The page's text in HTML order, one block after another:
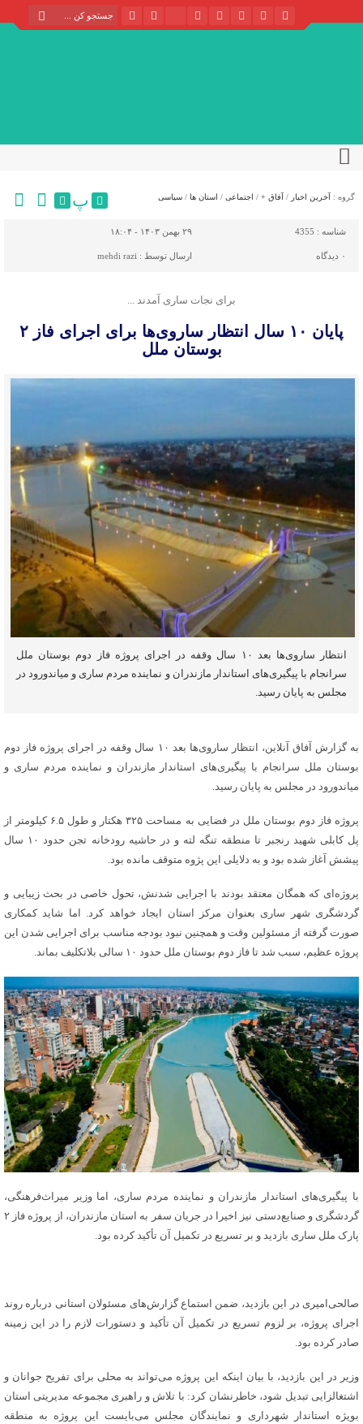
گروه : آخرین اخبار / آفاق + / اجتماعی / استان ها / سیاسی پ
شناسه : 4355 ۲۹ بهمن ۱۴۰۳ - ۱۸:۰۴
۰ دیدگاه ارسال توسط : mehdi razi
برای نجات ساری آمدند ...
پایان ۱۰ سال انتظار ساروی‌ها برای اجرای فاز ۲
بوستان ملل
انتظار ساروی‌ها بعد ۱۰ سال وقفه در اجرای پروژه فاز دوم بوستان ملل
سرانجام با پیگیری‌های استاندار مازندران و نماینده مردم ساری و میاندورود در
مجلس به پایان رسید.
به گزارش آفاق آنلاین، انتظار ساروی‌ها بعد ۱۰ سال وقفه در اجرای پروژه فاز دوم
بوستان ملل سرانجام با پیگیری‌های استاندار مازندران و نماینده مردم ساری و
میاندورود در مجلس به پایان رسید.
پروژه فاز دوم بوستان ملل در فضایی به مساحت ۳۲۵ هکتار و طول ۶.۵ کیلومتر از
پل کابلی شهید رنجبر تا منطقه تنگه لته و در حاشیه رودخانه تجن حدود ۱۰ سال
پیشش آغاز شده بود و به دلایلی این پژوه متوقف مانده بود.
پروژه‌ای که همگان معتقد بودند با اجرایی شدنش، تحول خاصی در بحث زیبایی و
گردشگری شهر ساری بعنوان مرکز استان ایجاد خواهد کرد. اما شاید کمکاری
صورت گرفته از مسئولین وقت و همچنین نبود بودجه مناسب برای اجرایی شدن این
پروژه عظیم، سبب شد تا فاز دوم بوستان ملل حدود ۱۰ سالی بلاتکلیف بماند.
با پیگیری‌های استاندار مازندران و نماینده مردم ساری، اما وزیر میراث‌فرهنگی،
گردشگری و صنایع‌دستی نیز اخیرا در جریان سفر به استان مازندران، از پروژه فاز ۲
پارک ملل ساری بازدید و بر تسریع در تکمیل آن تأکید کرده بود.
صالحی‌امیری در این بازدید، ضمن استماع گزارش‌های مسئولان استانی درباره روند
اجرای پروژه، بر لزوم تسریع در تکمیل آن تأکید و دستورات لازم را در این زمینه
صادر کرده بود.
وزیر در این بازدید، با بیان اینکه این پروژه می‌تواند به محلی برای تفریح جوانان و
اشتغالزایی تبدیل شود، خاطرنشان کرد: با تلاش و راهبری مجموعه مدیریتی استان
بویژه استاندار شهرداری و نمایندگان مجلس می‌بایست این پروژه به منطقه